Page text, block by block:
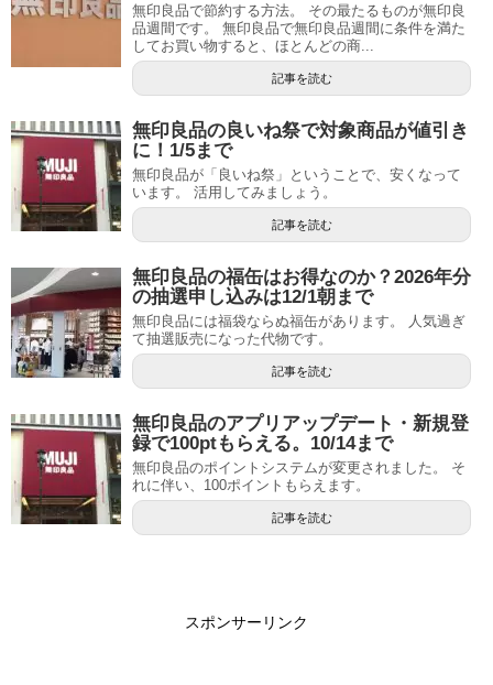
無印良品で節約する方法。 その最たるものが無印良
品週間です。 無印良品で無印良品週間に条件を満た
してお買い物すると、ほとんどの商...
記事を読む
無印良品の良いね祭で対象商品が値引き
に！1/5まで
無印良品が「良いね祭」ということで、安くなって
います。 活用してみましょう。
記事を読む
無印良品の福缶はお得なのか？2026年分
の抽選申し込みは12/1朝まで
無印良品には福袋ならぬ福缶があります。 人気過ぎ
て抽選販売になった代物です。
記事を読む
無印良品のアプリアップデート・新規登
録で100ptもらえる。10/14まで
無印良品のポイントシステムが変更されました。 そ
れに伴い、100ポイントもらえます。
記事を読む
スポンサーリンク